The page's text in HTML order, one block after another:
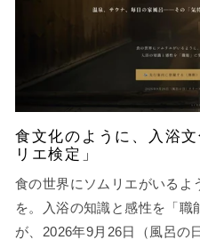
食文化のように、入浴
リエ検定」
食の世界にソムリエがいるよ
を。入浴の知識と感性を「
が、2026年9月26日（風呂の